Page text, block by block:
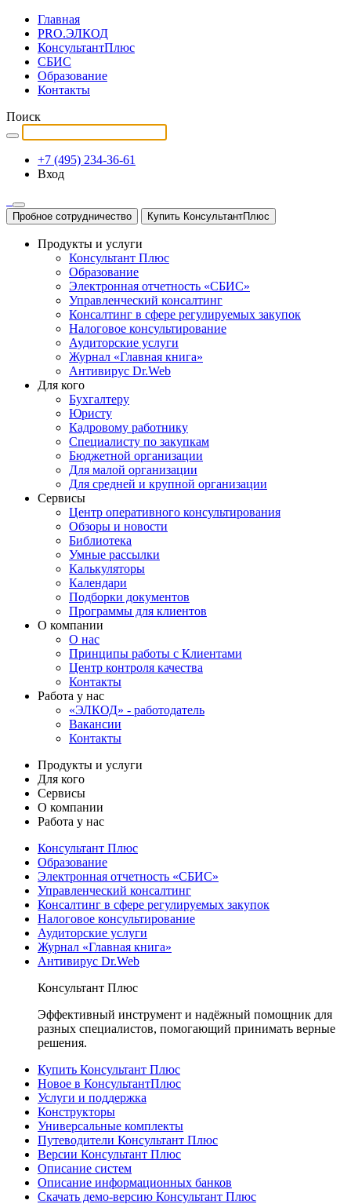
Главная
PRO.ЭЛКОД
КонсультантПлюс
СБИС
Образование
Контакты
Поиск
+7 (495) 234-36-61
Вход
Пробное сотрудничество Купить КонсультантПлюс
Продукты и услуги
Консультант Плюс
Образование
Электронная отчетность «СБИС»
Управленческий консалтинг
Консалтинг в сфере регулируемых закупок
Налоговое консультирование
Аудиторские услуги
Журнал «Главная книга»
Антивирус Dr.Web
Для кого
Бухгалтеру
Юристу
Кадровому работнику
Специалисту по закупкам
Бюджетной организации
Для малой организации
Для средней и крупной организации
Сервисы
Центр оперативного консультирования
Обзоры и новости
Библиотека
Умные рассылки
Калькуляторы
Календари
Подборки документов
Программы для клиентов
О компании
О нас
Принципы работы с Клиентами
Центр контроля качества
Контакты
Работа у нас
«ЭЛКОД» - работодатель
Вакансии
Контакты
Продукты и услуги
Для кого
Сервисы
О компании
Работа у нас
Консультант Плюс
Образование
Электронная отчетность «СБИС»
Управленческий консалтинг
Консалтинг в сфере регулируемых закупок
Налоговое консультирование
Аудиторские услуги
Журнал «Главная книга»
Антивирус Dr.Web
Консультант Плюс
Эффективный инструмент и надёжный помощник для
разных специалистов, помогающий принимать верные
решения.
Купить Консультант Плюс
Новое в КонсультантПлюс
Услуги и поддержка
Конструкторы
Универсальные комплекты
Путеводители Консультант Плюс
Версии Консультант Плюс
Описание систем
Описание информационных банков
Скачать демо-версию Консультант Плюс